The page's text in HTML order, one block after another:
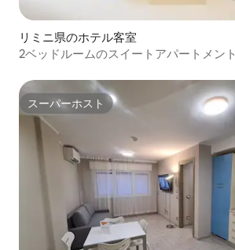
リミニ県のホテル客室
2ベッドルームのスイートアパートメント
スーパーホスト
スーパーホスト